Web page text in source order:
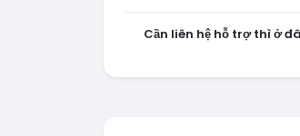
Cần liên hệ hỗ trợ thì ở